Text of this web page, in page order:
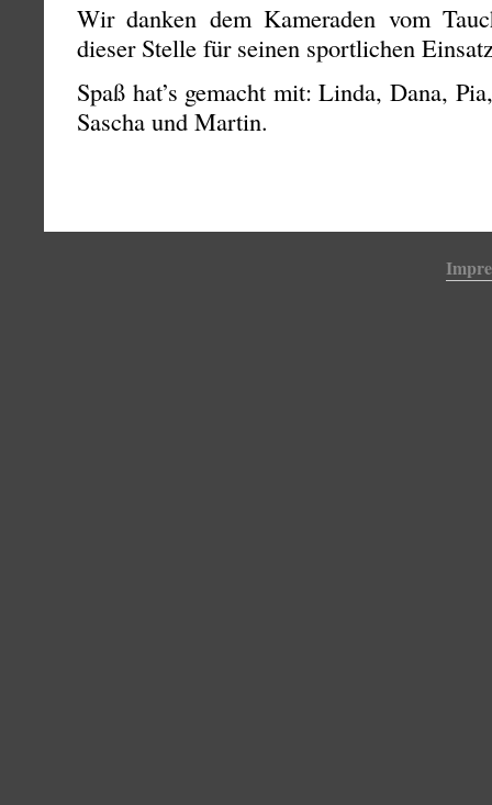
Wir danken dem Kameraden vom
dieser Stelle für seinen sportlichen
Spaß hat’s gemacht mit: Linda, Dana,
Sascha und Martin.